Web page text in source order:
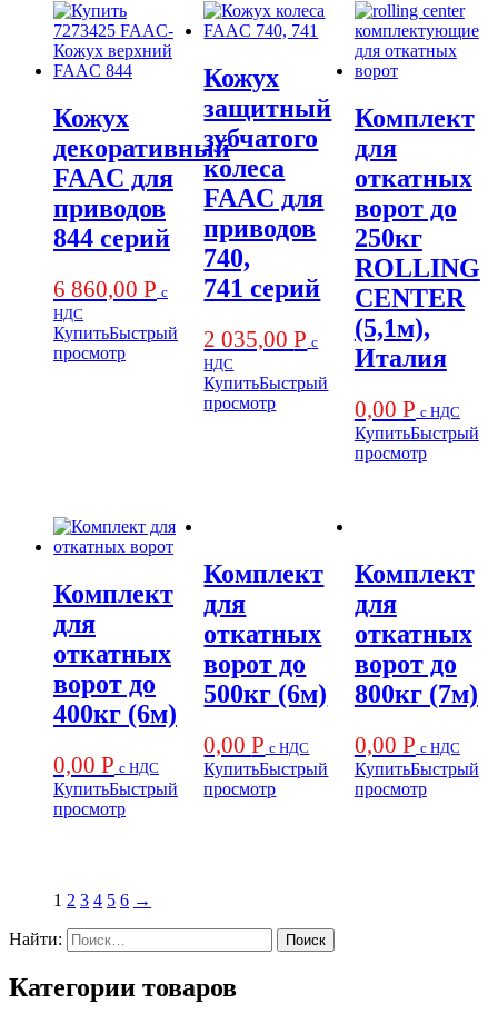
Кожух
декоративный
FAAC для
приводов
844 серий
6 860,00 Р с
НДС
КупитьБыстрый
просмотр
Кожух
защитный
зубчатого
колеса
FAAC для
приводов
740,
741 серий
2 035,00Р с
НДС
КупитьБыстрый
просмотр
Комплект
для
откатных
ворот до
250кг
ROLLING
CENTER
(5,1м),
Италия
0,00 Р с НДС
КупитьБыстрый
просмотр
Комплект
для
откатных
ворот до
400кг (6м)
0,00 Р с НДС
КупитьБыстрый
просмотр
Комплект
для
откатных
ворот до
500кг (6м)
0,00Р с НДС
КупитьБыстрый
просмотр
Комплект
для
откатных
ворот до
800кг (7м)
0,00 Р с НДС
КупитьБыстрый
просмотр
1 2 3 4 5 6 →
Найти:
Категории товаров